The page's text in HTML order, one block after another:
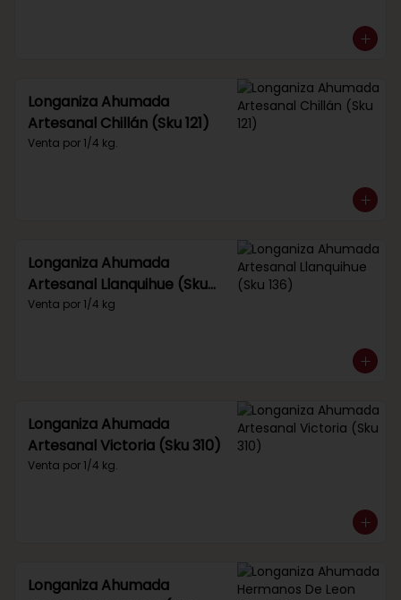
Longaniza Ahumada
Artesanal Chillán (Sku 121)
Venta por 1/4 kg.
Longaniza Ahumada
Artesanal Llanquihue (Sku
136)
Venta por 1/4 kg
Longaniza Ahumada
Artesanal Victoria (Sku 310)
Venta por 1/4 kg.
Longaniza Ahumada